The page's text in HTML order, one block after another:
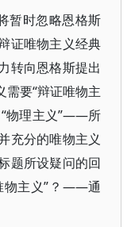
暂时忽略恩格斯
证唯物主义经典
转向恩格斯提出
需要“辩证唯物主
物理主义”——所
充分的唯物主义
题所设疑问的回
物主义”？——通